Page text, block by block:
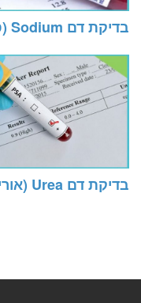
בדיקת דם Sodium (סודיום, נתרן)
בדיקת דם Urea (אוריאה)